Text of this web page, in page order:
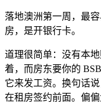
落地澳洲第一周，最
房，是开银行卡。
道理很简单：没有本
着，而房东要你的
它来发工资。换句话
在租房签约前面。偏